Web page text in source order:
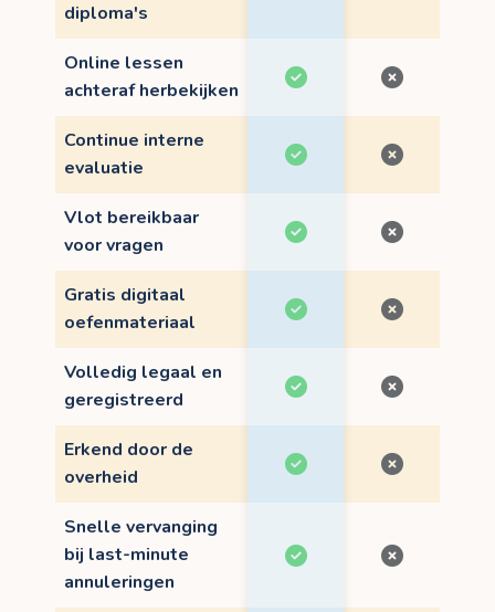
diploma's
Online lessen
achteraf herbekijken
Continue interne
evaluatie
Vlot bereikbaar
voor vragen
Gratis digitaal
oefenmateriaal
Volledig legaal en
geregistreerd
Erkend door de
overheid
Snelle vervanging
bij last-minute
annuleringen